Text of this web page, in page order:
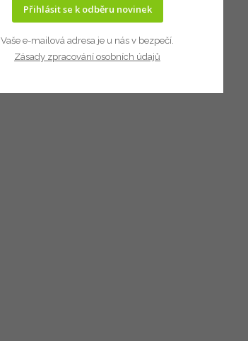
Přihlásit se k odběru novinek
Vaše e-mailová adresa je u nás v bezpečí.
Zásady zpracování osobních údajů